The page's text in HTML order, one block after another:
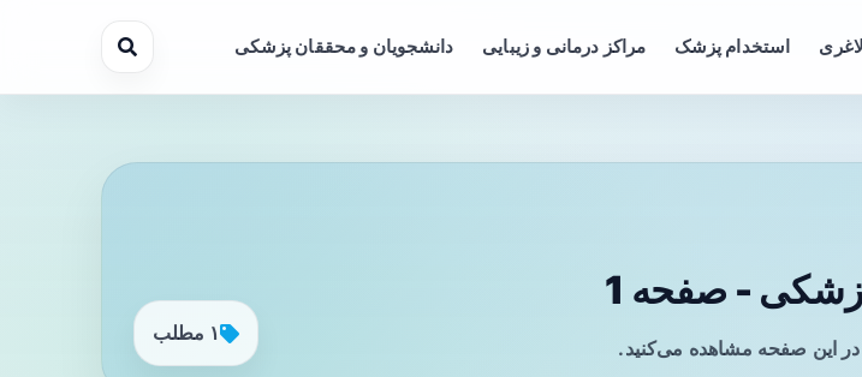
استخدام پزشک مراکز درمانی و زیبایی دانشجویان و محققان پزشکی
- صفحه 1
این صفحه مشاهده می‌کنید.
۱ مطلب